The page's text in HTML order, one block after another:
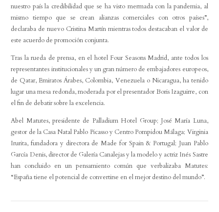
nuestro país la credibilidad que se ha visto mermada con la pandemia, al
mismo tiempo que se crean alianzas comerciales con otros países”,
declaraba de nuevo Cristina Martín mientras todos destacaban el valor de
este acuerdo de promoción conjunta.
Tras la rueda de prensa, en el hotel Four Seasons Madrid, ante todos los
representantes institucionales y un gran número de embajadores europeos,
de Qatar, Emiratos Árabes, Colombia, Venezuela o Nicaragua, ha tenido
lugar una mesa redonda, moderada por el presentador Boris Izaguirre, con
el fin de debatir sobre la excelencia.
Abel Matutes, presidente de Palladium Hotel Group; José María Luna,
gestor de la Casa Natal Pablo Picasso y Centro Pompidou Málaga; Virginia
Irurita, fundadora y directora de Made for Spain & Portugal; Juan Pablo
García Denis, director de Galería Canalejas y la modelo y actriz Inés Sastre
han concluido en un pensamiento común que verbalizaba Matutes:
“España tiene el potencial de convertirse en el mejor destino del mundo”.